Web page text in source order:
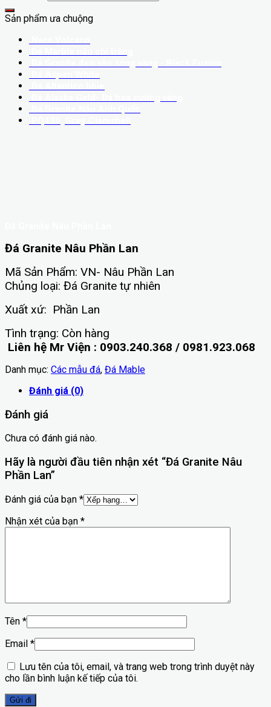
Sản phẩm ưa chuộng
Đá Granite Nâu Phần Lan
Mã Sản Phẩm: VN- Nâu Phần Lan
Chủng loại: Đá Granite tự nhiên
Xuất xứ: Phần Lan
Tình trạng: Còn hàng
Liên hệ Mr Viện : 0903.240.368 / 0981.923.068
Danh mục: Các mẫu đá, Đá Mable
Đánh giá (0)
Đánh giá
Chưa có đánh giá nào.
Hãy là người đầu tiên nhận xét “Đá Granite Nâu
Phần Lan”
Đánh giá của bạn *
Nhận xét của bạn *
Tên *
Email *
Lưu tên của tôi, email, và trang web trong trình duyệt này
cho lần bình luận kế tiếp của tôi.